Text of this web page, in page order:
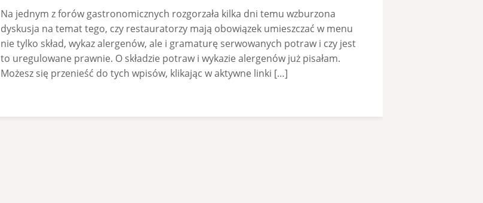
Na jednym z forów gastronomicznych rozgorzała kilka dni temu wzburzona
dyskusja na temat tego, czy restauratorzy mają obowiązek umieszczać w menu
nie tylko skład, wykaz alergenów, ale i gramaturę serwowanych potraw i czy jest
to uregulowane prawnie. O składzie potraw i wykazie alergenów już pisałam.
Możesz się przenieść do tych wpisów, klikając w aktywne linki […]